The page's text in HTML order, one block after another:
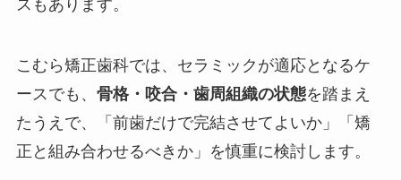
スもあります。
こむら矯正歯科では、セラミックが適応となるケ
ースでも、 骨格・咬合・歯周組織の状態を踏まえ
たうえで、「前歯だけで完結させてよいか」「矯
正と組み合わせるべきか」を慎重に検討します。